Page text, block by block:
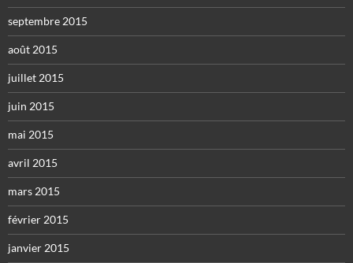
septembre 2015
août 2015
juillet 2015
juin 2015
mai 2015
avril 2015
mars 2015
février 2015
janvier 2015